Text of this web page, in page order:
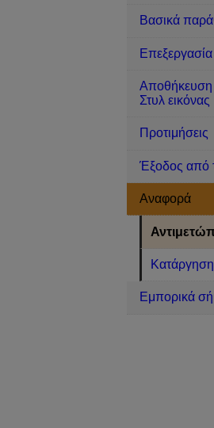
Βασικά
Αποθήκευση
Στυλ εικόνας
Προτιμήσεις
Έξοδος από
Αναφορά
Εμπορικά